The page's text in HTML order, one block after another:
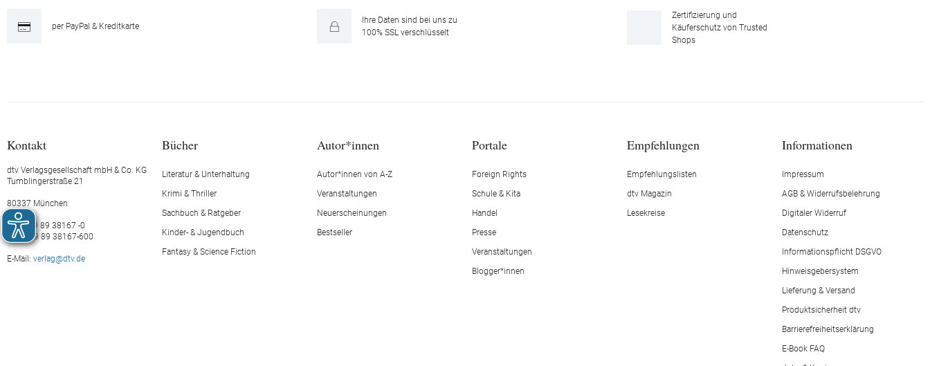
per PayPal & Kreditkarte
Ihre Daten sind bei uns zu
100% SSL verschlüsselt
Zertifizierung und
Käuferschutz von Trusted
Shops
Kontakt
dtv Verlagsgesellschaft mbH & Co. KG
Tumblingerstraße 21
80337 München
Tel.: +49 89 38167 -0
Fax: +49 89 38167-600
E-Mail: verlag@dtv.de
Bücher
Literatur & Unterhaltung
Krimi & Thriller
Sachbuch & Ratgeber
Kinder- & Jugendbuch
Fantasy & Science Fiction
Autor*innen
Autor*innen von A-Z
Veranstaltungen
Neuerscheinungen
Bestseller
Portale
Foreign Rights
Schule & Kita
Handel
Presse
Veranstaltungen
Blogger*innen
Empfehlungen
Empfehlungslisten
dtv Magazin
Lesekreise
Informationen
Impressum
AGB & Widerrufsbelehrung
Digitaler Widerruf
Datenschutz
Informationspflicht DSGVO
Hinweisgebersystem
Lieferung & Versand
Produktsicherheit dtv
Barrierefreiheitserklärung
E-Book FAQ